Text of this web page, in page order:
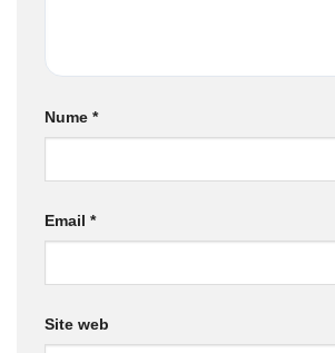
Nume *
Email *
Site web